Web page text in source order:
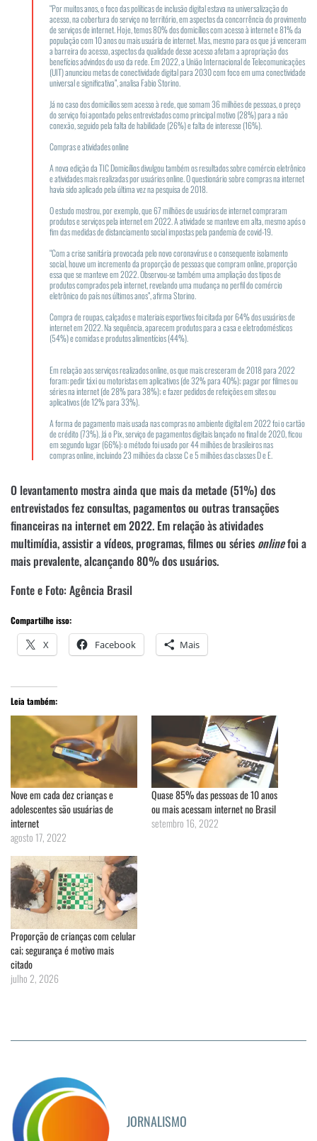
“Por muitos anos, o foco das políticas de inclusão digital estava na universalização do
acesso, na cobertura do serviço no território, em aspectos da concorrência do provimento
de serviços de internet. Hoje, temos 80% dos domicílios com acesso à internet e 81% da
população com 10 anos ou mais usuária de internet. Mas, mesmo para os que já venceram
a barreira do acesso, aspectos da qualidade desse acesso afetam a apropriação dos
benefícios advindos do uso da rede. Em 2022, a União Internacional de Telecomunicações
(UIT) anunciou metas de conectividade digital para 2030 com foco em uma conectividade
universal e significativa”, analisa Fabio Storino.
Já no caso dos domicílios sem acesso à rede, que somam 36 milhões de pessoas, o preço
do serviço foi apontado pelos entrevistados como principal motivo (28%) para a não
conexão, seguido pela falta de habilidade (26%) e falta de interesse (16%).
Compras e atividades online
A nova edição da TIC Domicílios divulgou também os resultados sobre comércio eletrônico
e atividades mais realizadas por usuários online. O questionário sobre compras na internet
havia sido aplicado pela última vez na pesquisa de 2018.
O estudo mostrou, por exemplo, que 67 milhões de usuários de internet compraram
produtos e serviços pela internet em 2022. A atividade se manteve em alta, mesmo após o
fim das medidas de distanciamento social impostas pela pandemia de covid-19.
“Com a crise sanitária provocada pelo novo coronavírus e o consequente isolamento
social, houve um incremento da proporção de pessoas que compram online, proporção
essa que se manteve em 2022. Observou-se também uma ampliação dos tipos de
produtos comprados pela internet, revelando uma mudança no perfil do comércio
eletrônico do país nos últimos anos”, afirma Storino.
Compra de roupas, calçados e materiais esportivos foi citada por 64% dos usuários de
internet em 2022. Na sequência, aparecem produtos para a casa e eletrodomésticos
(54%) e comidas e produtos alimentícios (44%).
Em relação aos serviços realizados online, os que mais cresceram de 2018 para 2022
foram: pedir táxi ou motoristas em aplicativos (de 32% para 40%); pagar por filmes ou
séries na internet (de 28% para 38%); e fazer pedidos de refeições em sites ou
aplicativos (de 12% para 33%).
A forma de pagamento mais usada nas compras no ambiente digital em 2022 foi o cartão
de crédito (73%). Já o Pix, serviço de pagamentos digitais lançado no final de 2020, ficou
em segundo lugar (66%): o método foi usado por 44 milhões de brasileiros nas
compras online, incluindo 23 milhões da classe C e 5 milhões das classes D e E.
O levantamento mostra ainda que mais da metade (51%) dos
entrevistados fez consultas, pagamentos ou outras transações
financeiras na internet em 2022. Em relação às atividades
multimídia, assistir a vídeos, programas, filmes ou séries onlinefoi a
mais prevalente, alcançando 80% dos usuários.
Fonte e Foto: Agência Brasil
Compartilhe isso:
X Facebook Mais
Leia também:
Nove em cada dez crianças e
adolescentes são usuárias de
internet
agosto 17, 2022
Quase 85% das pessoas de 10 anos
ou mais acessam internet no Brasil
setembro 16, 2022
Proporção de crianças com celular
cai; segurança é motivo mais
citado
julho 2, 2026
JORNALISMO